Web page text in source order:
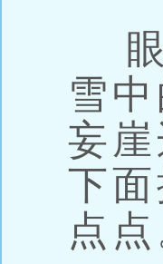
眼
雪
妄
下
点点